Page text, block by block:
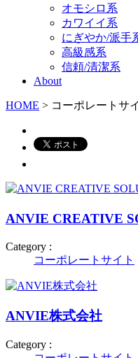
オモシロ系
カワイイ系
にぎやか/派手
高級感系
信頼/清潔系
About
HOME > コーポレートサ
ANVIE CREATIVE
Category :
コーポレートサイト
ANVIE株式会社
Category :